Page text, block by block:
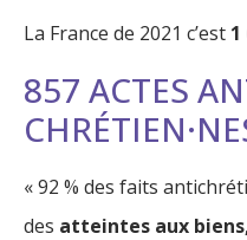
La France de 2021 c’est
857 ACTES
« 92 % des faits
des atteintes aux